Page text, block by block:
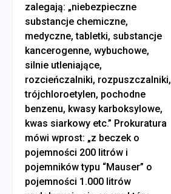
zalegają: „niebezpieczne
substancje chemiczne,
medyczne, tabletki, substancje
kancerogenne, wybuchowe,
silnie utleniające,
rozcieńczalniki, rozpuszczalniki,
trójchloroetylen, pochodne
benzenu, kwasy karboksylowe,
kwas siarkowy etc.” Prokuratura
mówi wprost: „z beczek o
pojemności 200 litrów i
pojemników typu “Mauser” o
pojemności 1.000 litrów